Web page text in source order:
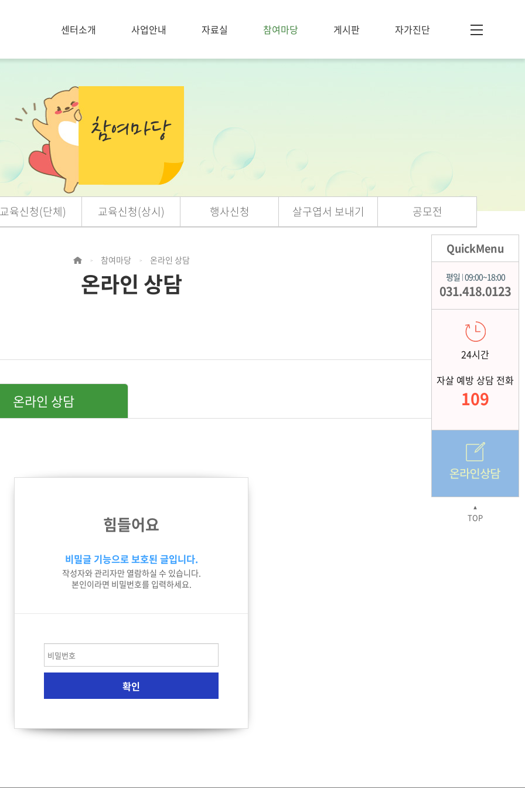
센터소개 사업안내 자료실 참여마당 게시판 자가진단
교육신청(단체) 교육신청(상시) 행사신청 살구엽서 보내기 공모전
> 참여마당 > 온라인 상담
온라인 상담
온라인 상담
힘들어요
비밀글 기능으로 보호된 글입니다.
작성자와 관리자만 열람하실 수 있습니다.
본인이라면 비밀번호를 입력하세요.
QuickMenu
평일 | 09:00~18:00
031.418.0123
24시간
자살 예방 상담 전화
109
▲
TOP